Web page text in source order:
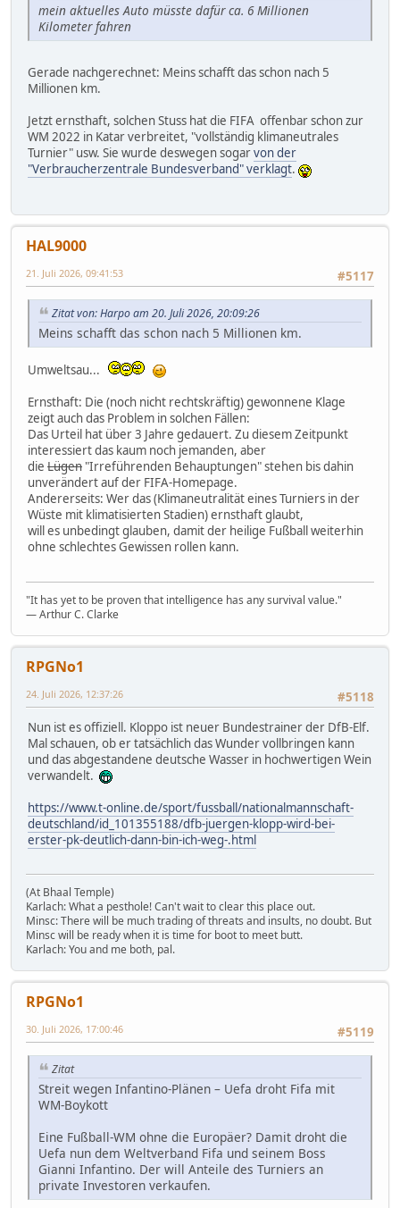
mein aktuelles Auto müsste dafür ca. 6 Millionen
Kilometer fahren
Gerade nachgerechnet: Meins schafft das schon nach 5
Millionen km.
Jetzt ernsthaft, solchen Stuss hat die FIFA offenbar schon zur
WM 2022 in Katar verbreitet, "vollständig klimaneutrales
Turnier" usw. Sie wurde deswegen sogarvon der
"Verbraucherzentrale Bundesverband" verklagt.
HAL9000
#5117
21. Juli 2026, 09:41:53
Zitat von: Harpo am 20. Juli 2026, 20:09:26
Meins schafft das schon nach 5 Millionen km.
Umweltsau...
Ernsthaft: Die (noch nicht rechtskräftig) gewonnene Klage
zeigt auch das Problem in solchen Fällen:
Das Urteil hat über 3 Jahre gedauert. Zu diesem Zeitpunkt
interessiert das kaum noch jemanden, aber
die Lügen "Irreführenden Behauptungen" stehen bis dahin
unverändert auf der FIFA-Homepage.
Andererseits: Wer das (Klimaneutralität eines Turniers in der
Wüste mit klimatisierten Stadien) ernsthaft glaubt,
will es unbedingt glauben, damit der heilige Fußball weiterhin
ohne schlechtes Gewissen rollen kann.
"It has yet to be proven that intelligence has any survival value."
― Arthur C. Clarke
RPGNo1
#5118
24. Juli 2026, 12:37:26
Nun ist es offiziell. Kloppo ist neuer Bundestrainer der DfB-Elf.
Mal schauen, ob er tatsächlich das Wunder vollbringen kann
und das abgestandene deutsche Wasser in hochwertigen Wein
verwandelt.
https://www.t-online.de/sport/fussball/nationalmannschaft-
deutschland/id_101355188/dfb-juergen-klopp-wird-bei-
erster-pk-deutlich-dann-bin-ich-weg-.html
(At Bhaal Temple)
Karlach: What a pesthole! Can't wait to clear this place out.
Minsc: There will be much trading of threats and insults, no doubt. But
Minsc will be ready when it is time for boot to meet butt.
Karlach: You and me both, pal.
RPGNo1
#5119
30. Juli 2026, 17:00:46
Zitat
Streit wegen Infantino-Plänen – Uefa droht Fifa mit
WM-Boykott
Eine Fußball-WM ohne die Europäer? Damit droht die
Uefa nun dem Weltverband Fifa und seinem Boss
Gianni Infantino. Der will Anteile des Turniers an
private Investoren verkaufen.